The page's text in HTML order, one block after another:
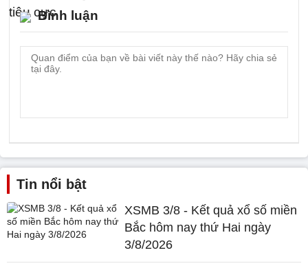
Bình luận
Tin nổi bật
XSMB 3/8 - Kết quả xổ số miền
Bắc hôm nay thứ Hai ngày
3/8/2026